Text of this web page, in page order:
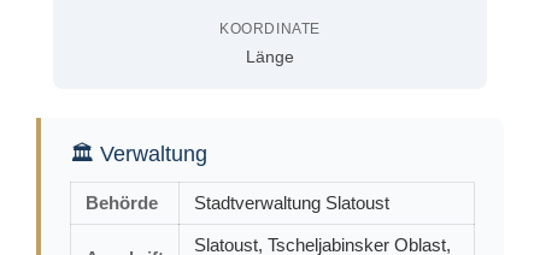
KOORDINATE
Länge
🏛 Verwaltung
Behörde Stadtverwaltung Slatoust
Slatoust, Tscheljabinsker Oblast,